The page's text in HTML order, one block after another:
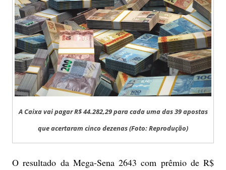
A Caixa vai pagar R$ 44.282,29 para cada uma das 39 apostas
que acertaram cinco dezenas (Foto: Reprodução)
O resultado da Mega-Sena 2643 com prêmio de R$